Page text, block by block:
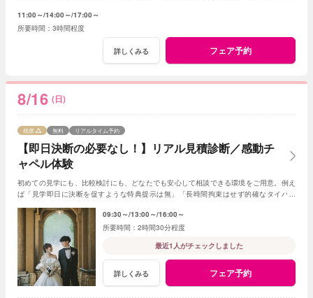
11:00～ 14:00～ 17:00～
3時間程度
詳しくみる フェア予約
8/16 (日)
【即日決断の必要なし！】リアル見積診断／感動チ
ャペル体験
残席 無料 リアルタイム予約
初めての見学にも、比較検討にも、どなたでも安心して相談できる環境をご用意。例え
ば「見学即日に決断を促すような特典提示は無」「長時間拘束はせず的確なタイパ案
09:30～ 13:00～ 16:00～
2時間30分程度
最近1人がチェックしました
詳しくみる フェア予約